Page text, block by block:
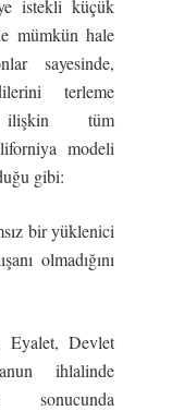
istekli küçük
mümkün hale
sayesinde,
terleme
ilişkin tüm
modeli
gibi:
bir yüklenici
olmadığını
Eyalet, Devlet
ihlalinde